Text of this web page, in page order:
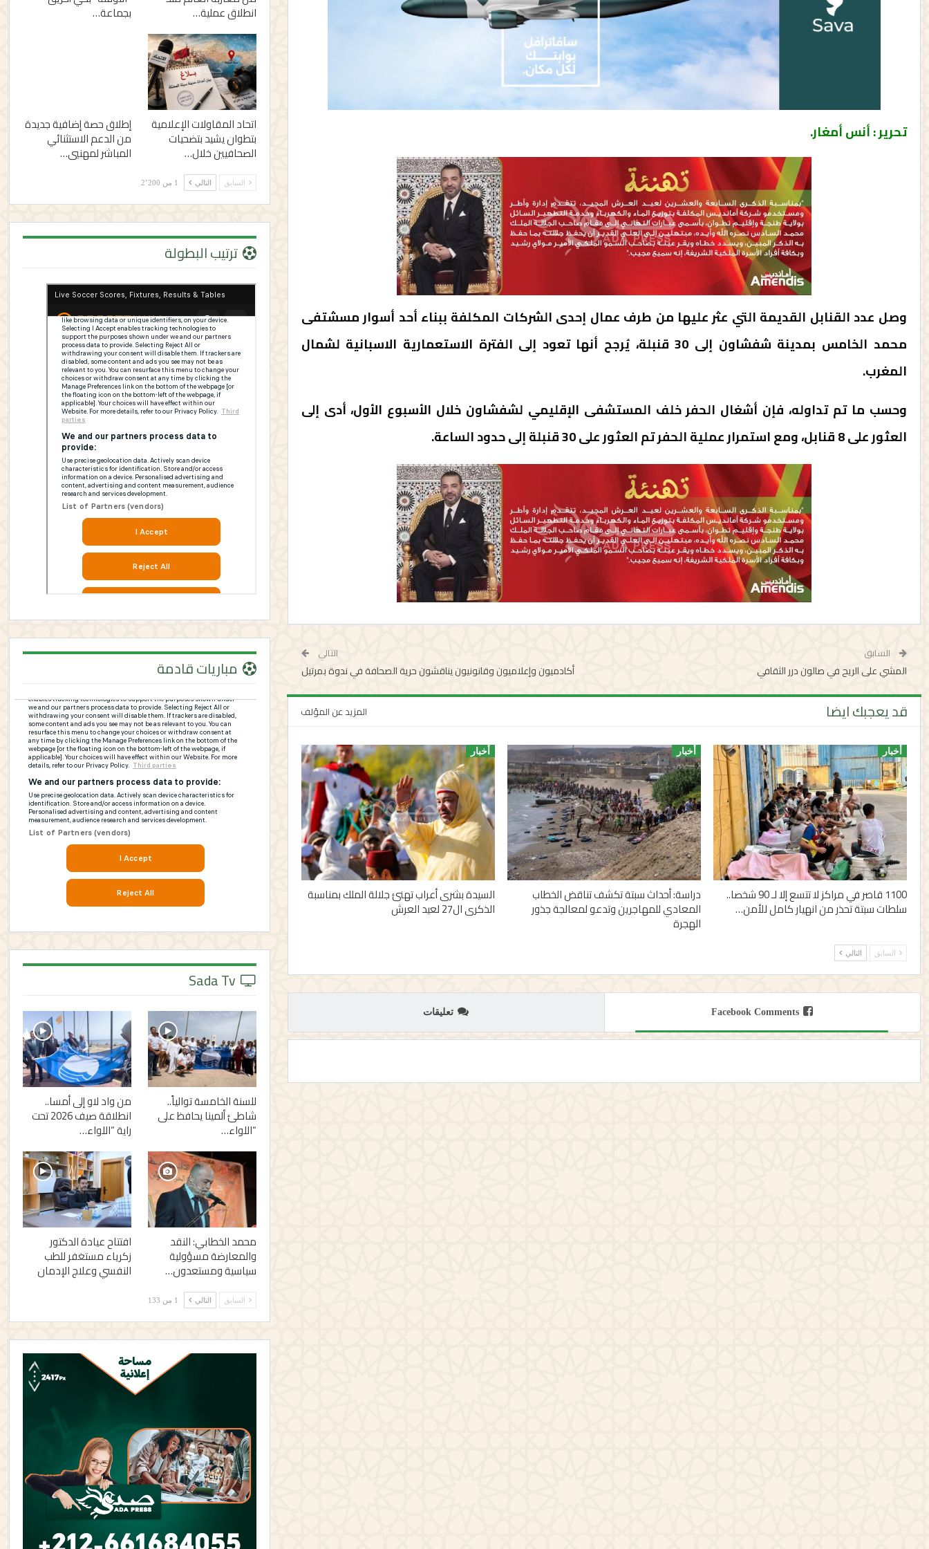
تحرير : أنس أمغار.
وصل عدد القنابل القديمة التي عثر عليها من طرف عمال إحدى الشركات المكلفة ببناء أحد أسوار مسشتفى
محمد الخامس بمدينة شفشاون إلى 30 قنبلة، يُرجح أنها تعود إلى الفترة الاستعمارية الاسبانية لشمال
المغرب.
وحسب ما تم تداوله، فإن أشغال الحفر خلف المستشفى الإقليمي لشفشاون خلال الأسبوع الأول، أدى إلى
العثور على 8 قنابل، ومع استمرار عملية الحفر تم العثور على 30 قنبلة إلى حدود الساعة.
السابق
المشي على الريح في صالون درر الثقافي
التالي
أكادميون وإعلاميون وقانونيون يناقشون حرية الصحافة في ندوة بمرتيل
قد يعجبك ايضا المزيد عن المؤلف
أخبار
1100 قاصر في مراكز لا تتسع إلا لـ 90 شخصا..
سلطات سبتة تحذر من انهيار كامل للأمن…
أخبار
دراسة: أحداث سبتة تكشف تناقض الخطاب
المعادي للمهاجرين وتدعو لمعالجة جذور
الهجرة
أخبار
السيدة بشرى أعراب تهنئ جلالة الملك بمناسبة
الذكرى ال27 لعيد العرش
السابق التالي
Facebook Comments تعليقات
انطلاق عملية… بجماعة…
اتحاد المقاولات الإعلامية
بتطوان يشيد بتضحيات
الصحافيين خلال…
إطلاق حصة إضافية جديدة
من الدعم الاستثنائي
المباشر لمهنيي…
السابق التالي 1 من 2٬200
ترتيب البطولة
مباريات قادمة
للسنة الخامسة توالياً..
شاطئ ألمينا يحافظ على
“اللواء…
من واد لاو إلى أمسا..
انطلاقة صيف 2026 تحت
راية “اللواء…
محمد الخطابي: النقد
والمعارضة مسؤولية
سياسية ومستعدون…
افتتاح عيادة الدكتور
زكرياء مستغفر للطب
النفسي وعلاج الإدمان
السابق التالي 1 من 133